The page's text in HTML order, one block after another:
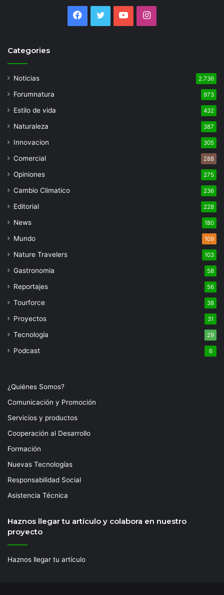
Facebook
TwitterYouTubeInstagram
Categories
Noticias 2.736
Forumnatura 973
Estilo de vida 432
Naturaleza 387
Innovacion 305
Comercial 288
Opiniones 275
Cambio Climatico 236
Editorial 228
News 180
Mundo 109
Nature Travelers 103
Gastronomia 58
Reportajes 56
Tourforce 38
Proyectos 31
Tecnología 29
Podcast 6
¿Quiénes Somos?
Comunicación y Promoción
Servicios y productos
Cooperación al Desarrollo
Formación
Nuevas Tecnologías
Responsabilidad Social
Asistencia Técnica
Haznos llegar tu artículo y colabora en nuestro
proyecto
Haznos llegar tu artículo